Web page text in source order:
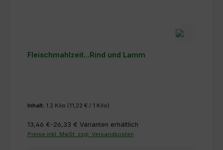
Fleischmahlzeit...Rind und Lamm
Inhalt: 1.2 Kilo (11,22 € / 1 Kilo)
13,46 €-26,33 € Varianten erhältlich
Preise inkl. MwSt. zzgl. Versandkosten